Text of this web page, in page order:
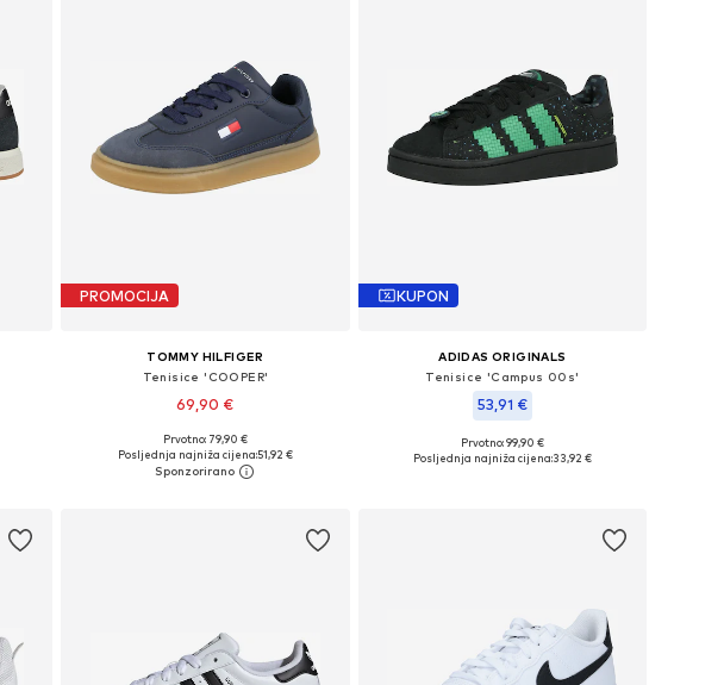
PROMOCIJA
TOMMY HILFIGER
Tenisice 'COOPER'
69,90 €
Dostupno u više veličina
Dodaj u košaricu
Prvotno: 79,90 €
Posljednja najniža cijena:51,92 €
KUPON
ADIDAS ORIGINALS
Tenisice 'Campus 00s'
53,91 €
Dostupno u više veličina
Prvotno: 99,90 €
Posljednja najniža cijena:33,92 €